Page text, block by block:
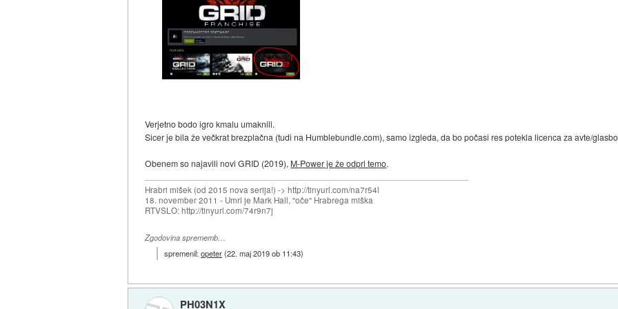
Verjetno bodo igro kmalu umaknili.
Sicer je bila že večkrat brezplačna (tudi na Humblebundle.com), samo izgleda, da bo počasi res potekla licenca za avte/
Obenem so najavili novi GRID (2019), M-Power je že odprl temo.
Hrabri mišek (od 2015 nova serija!) -> http://tinyurl.com/na7r54l
18. november 2011 - Umrl je Mark Hall, "oče" Hrabrega miška
RTVSLO: http://tinyurl.com/74r9n7j
Zgodovina sprememb…
spremenil:opeter(22. maj 2019 ob 11:43)
PH03N1X